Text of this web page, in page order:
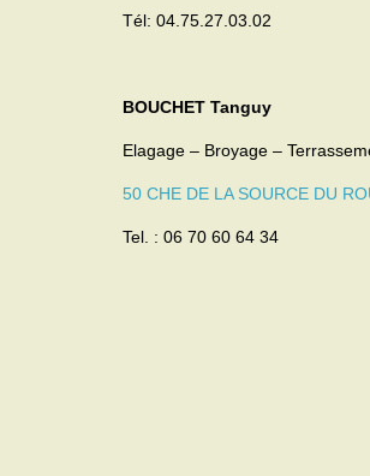
Tél: 04.75.27.03.02
BOUCHET Tanguy
Elagage – Broyage –
50 CHE DE LA SOURCE DU
Tel. : 06 70 60 64 34